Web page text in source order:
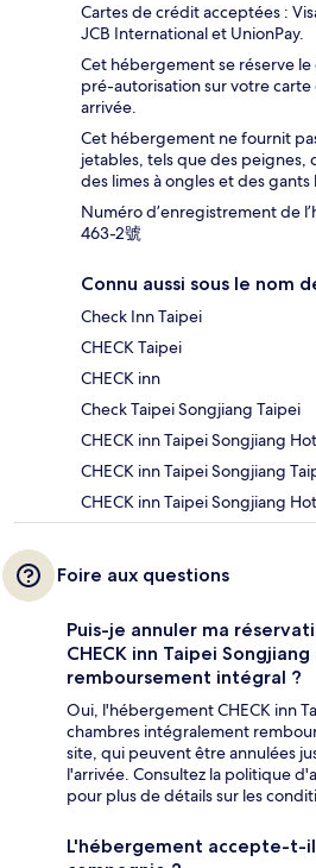
Cartes de crédit acceptées :
JCB International et UnionPay.
Cet hébergement se réserve
pré-autorisation sur votre
arrivée.
Cet hébergement ne fournit
jetables, tels que des peignes,
des limes à ongles et des
Numéro d’enregistrement de
463-2號
Connu aussi sous le nom
Check Inn Taipei
CHECK Taipei
CHECK inn
Check Taipei Songjiang Taipei
CHECK inn Taipei Songjiang
CHECK inn Taipei Songjiang
CHECK inn Taipei Songjiang
Foire aux questions
Puis-je annuler ma
CHECK inn Taipei
remboursement intégral ?
Oui, l'hébergement CHECK inn
chambres intégralement
site, qui peuvent être annulées
l'arrivée. Consultez la politique
pour plus de détails sur les
L'hébergement accepte-t-il